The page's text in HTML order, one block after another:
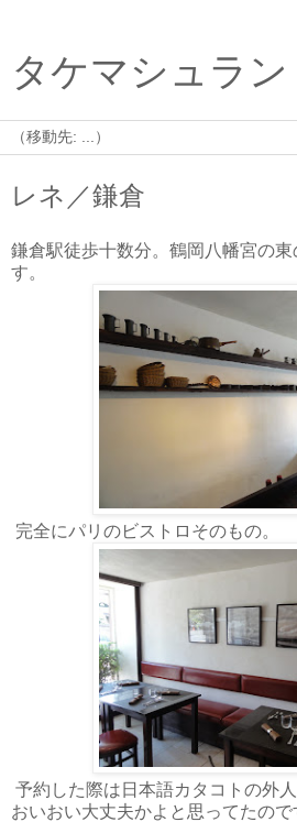
タケマシュラン
レネ／鎌倉
鎌倉駅徒歩十数分。鶴岡八幡宮の東
す。
完全にパリのビストロそのもの。
予約した際は日本語カタコトの外
おいおい大丈夫かよと思ってたので